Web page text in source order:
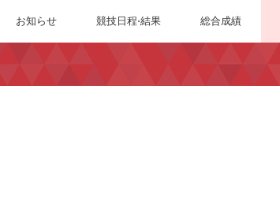
お知らせ 競技日程⋅結果 総合成績